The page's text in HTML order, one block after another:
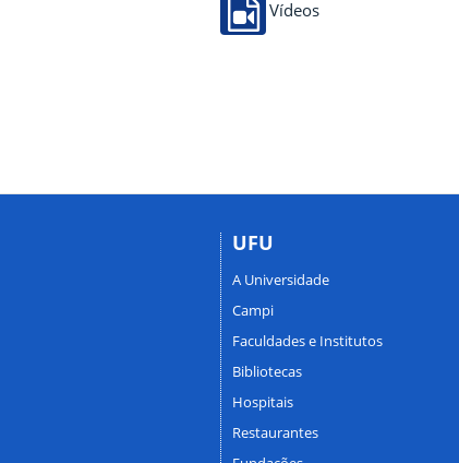
Vídeos
UFU
A Universidade
Campi
Faculdades e Institutos
Bibliotecas
Hospitais
Restaurantes